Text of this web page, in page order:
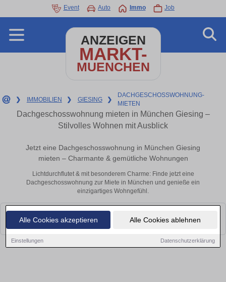
Alle Cookies akzeptieren Alle Cookies ablehnen
Einstellungen Datenschutzerklärung
Event Auto Immo Job
ANZEIGEN
MARKT-
MUENCHEN
❯ IMMOBILIEN ❯ GIESING ❯
DACHGESCHOSSWOHNUNG-
MIETEN
Dachgeschosswohnung mieten in München Giesing –
Stilvolles Wohnen mit Ausblick
Jetzt eine Dachgeschosswohnung in München Giesing
mieten – Charmante & gemütliche Wohnungen
Lichtdurchflutet & mit besonderem Charme: Finde jetzt eine
Dachgeschosswohnung zur Miete in München und genieße ein
einzigartiges Wohngefühl.
Leider konnten wir derzeit keine passenden Objekte finden. Schauen Sie
bald wieder vorbei!